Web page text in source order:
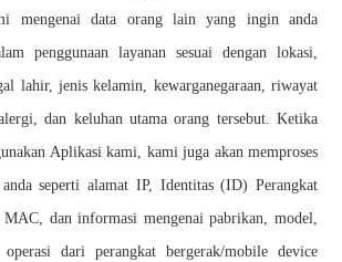
mengenai data orang lain yang ingin anda
penggunaan layanan sesuai dengan lokasi,
lahir, jenis kelamin, kewarganegaraan, riwayat
dan keluhan utama orang tersebut. Ketika
Aplikasi kami, kami juga akan memproses
seperti alamat IP, Identitas (ID) Perangkat
MAC, dan informasi mengenai pabrikan, model,
dari perangkat bergerak/mobile device